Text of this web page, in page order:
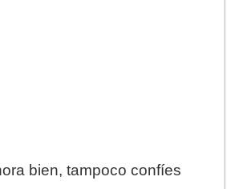
bien, tampoco confíes